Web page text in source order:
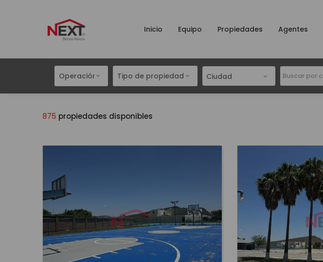
Inicio Equipo Propiedades Agentes
Operación Tipo de propiedad Ciudad
875 propiedades disponibles